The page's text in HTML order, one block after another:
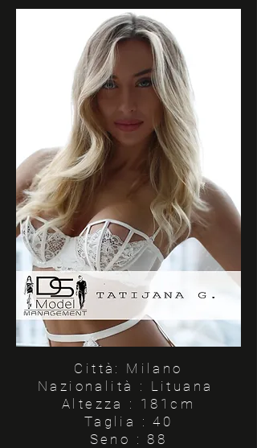
Città: Milano
Nazionalità : Lituana
Altezza : 181cm
Taglia : 40
Seno : 88